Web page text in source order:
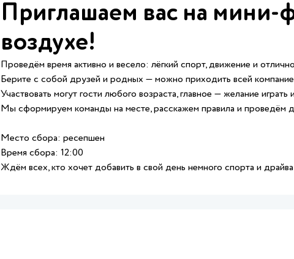
Приглашаем вас на мини-
воздухе!
Проведём время активно и весело: лёгкий спорт, движение и
Берите с собой друзей и родных — можно приходить всей
Участвовать могут гости любого возраста, главное — желание
Мы сформируем команды на месте, расскажем правила и проведём
Место сбора: ресепшен
Время сбора: 12:00
Ждём всех, кто хочет добавить в свой день немного спорта и